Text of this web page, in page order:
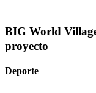
BIG World
proyecto
Deporte